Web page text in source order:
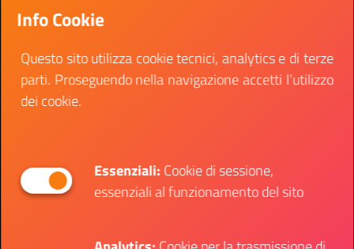
Info Cookie
Questo sito utilizza cookie tecnici, analytics e di terze
parti. Proseguendo nella navigazione accetti l’utilizzo
dei cookie.
Essenziali:Cookie di sessione,
essenziali al funzionamento del sito